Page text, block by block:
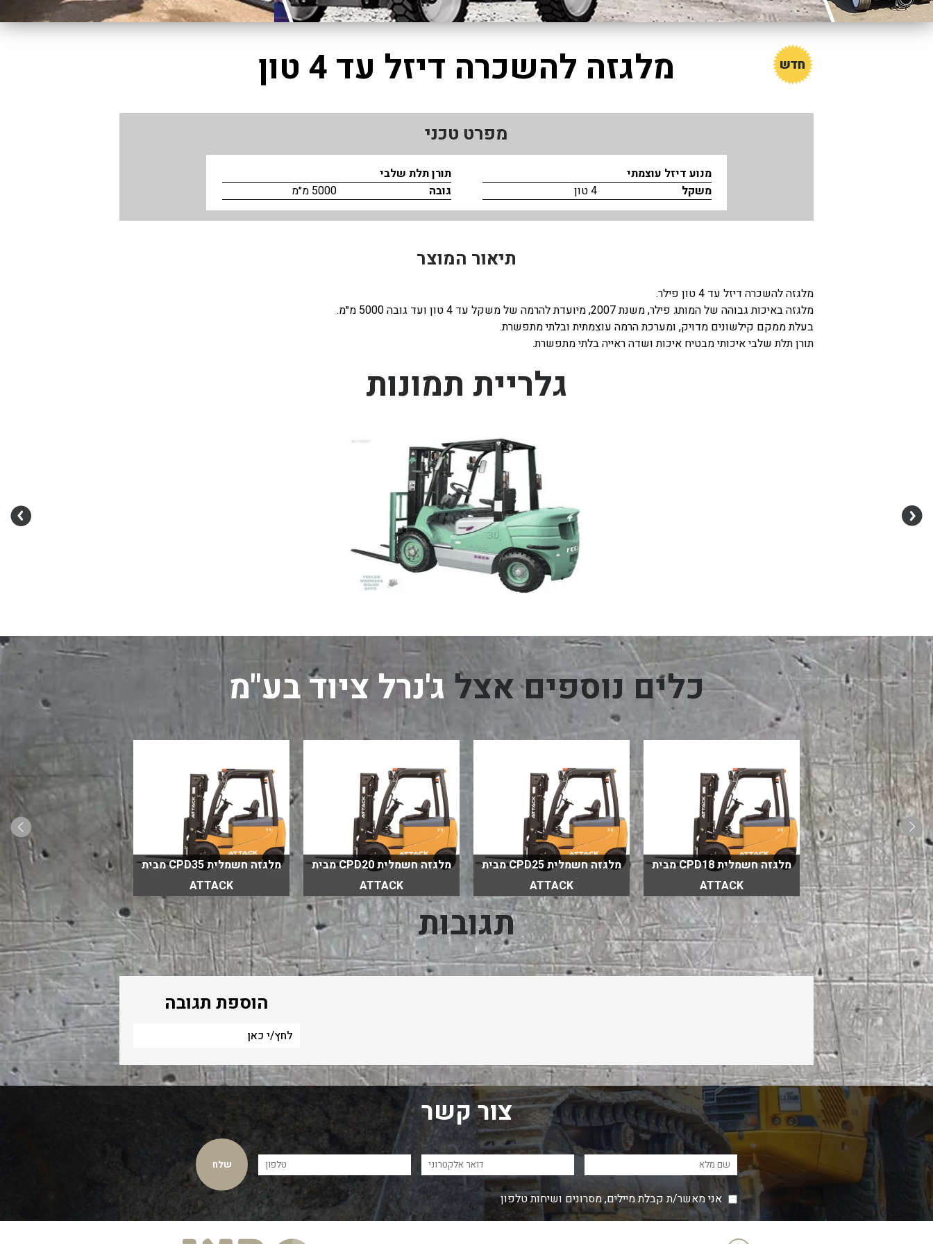
מלגזה להשכרה דיזל עד 4 טון
מפרט טכני
מנוע דיזל עוצמתי
תורן תלת שלבי
משקל
4 טון גובה 5000 מ״מ
תיאור המוצר
מלגזה להשכרה דיזל עד 4 טון פילר.
מלגזה באיכות גבוהה של המותג פילר, משנת 2007, מיועדת להרמה של משקל עד 4 טון ועד גובה 5000 מ״מ.
בעלת ממקם קילשונים מדויק, ומערכת הרמה עוצמתית ובלתי מתפשרת.
תורן תלת שלבי איכותי מבטיח איכות ושדה ראייה בלתי מתפשרת.
גלריית תמונות
כלים נוספים אצל ג'נרל ציוד בע"מ
חשמלית עד 3 טון
מלגזה חשמלית CPD18 מבית
ATTACK
מלגזה חשמלית CPD25 מבית
ATTACK
מלגזה חשמלית CPD20 מבית
ATTACK
מלגזה חשמלית CPD35 מבית
ATTACK
ATTACK
תגובות
הוספת תגובה
לחץ/י כאן
צור קשר
אני מאשר/ת קבלת מיילים, מסרונים ושיחות טלפון